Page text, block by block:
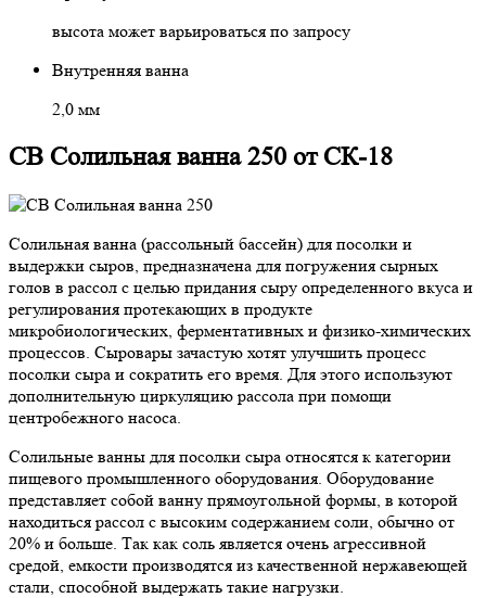
высота может варьироваться по запросу
Внутренняя ванна
2,0 мм
СВ Солильная ванна 250 от СК-18
Солильная ванна (рассольный бассейн) для посолки и
выдержки сыров, предназначена для погружения сырных
голов в рассол с целью придания сыру определенного вкуса и
регулирования протекающих в продукте
микробиологических, ферментативных и физико-химических
процессов. Сыровары зачастую хотят улучшить процесс
посолки сыра и сократить его время. Для этого используют
дополнительную циркуляцию рассола при помощи
центробежного насоса.
Солильные ванны для посолки сыра относятся к категории
пищевого промышленного оборудования. Оборудование
представляет собой ванну прямоугольной формы, в которой
находиться рассол с высоким содержанием соли, обычно от
20% и больше. Так как соль является очень агрессивной
средой, емкости производятся из качественной нержавеющей
стали, способной выдержать такие нагрузки.